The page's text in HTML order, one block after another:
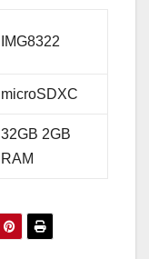
IMG8322
microSDXC
32GB 2GB
RAM